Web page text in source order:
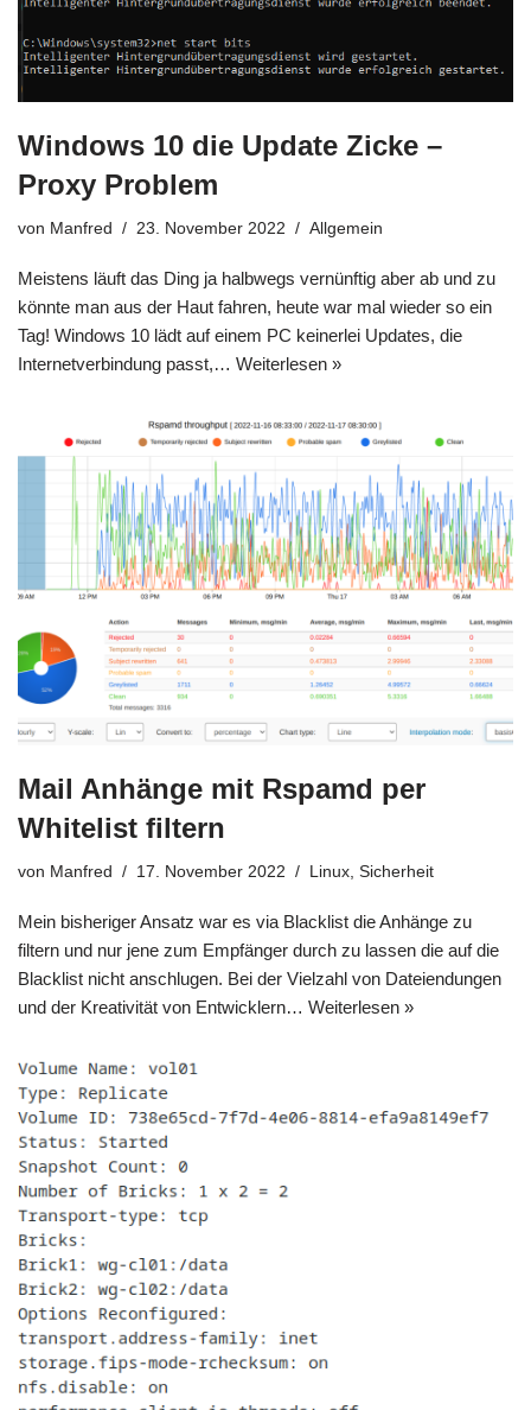
Windows 10 die Update Zicke –
Proxy Problem
von Manfred 23. November 2022 Allgemein
Meistens läuft das Ding ja halbwegs vernünftig aber ab und zu
könnte man aus der Haut fahren, heute war mal wieder so ein
Tag! Windows 10 lädt auf einem PC keinerlei Updates, die
Internetverbindung passt,… Weiterlesen »
Mail Anhänge mit Rspamd per
Whitelist filtern
von Manfred 17. November 2022 Linux Sicherheit
Mein bisheriger Ansatz war es via Blacklist die Anhänge zu
filtern und nur jene zum Empfänger durch zu lassen die auf die
Blacklist nicht anschlugen. Bei der Vielzahl von Dateiendungen
und der Kreativität von Entwicklern… Weiterlesen »